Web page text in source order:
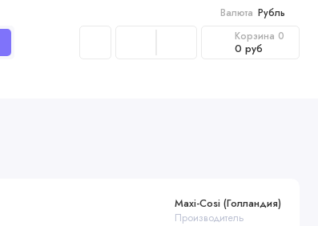
Валюта Рубль
Корзина 0
0 руб
Maxi-Cosi (Голландия)
Производитель